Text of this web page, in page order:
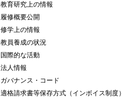
教育研究上の情報
履修概要公開
修学上の情報
教員養成の状況
国際的な活動
法人情報
ガバナンス・コード
適格請求書等保存⽅式（インボイス制度）